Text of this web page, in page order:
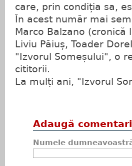
care, prin condiția sa,
În acest număr mai
Marco Balzano
Liviu Păiuș, Toader
"Izvorul Someșului", o
cititorii.
La mulți ani, "Izvorul
Adaugă
Numele